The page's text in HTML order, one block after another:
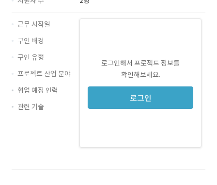
로그인해서 프로젝트 정보를
확인해보세요.
로그인
근무 시작일
구인 배경
구인 유형
프로젝트 산업 분야
협업 예정 인력
관련 기술
Web · 경력 무관